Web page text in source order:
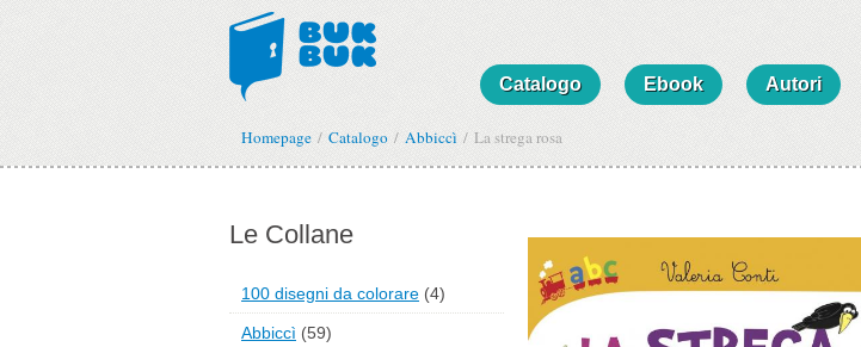
Catalogo Ebook Autori
Homepage Catalogo Abbiccì La strega rosa
Le Collane
100 disegni da colorare (4)
Abbiccì (59)